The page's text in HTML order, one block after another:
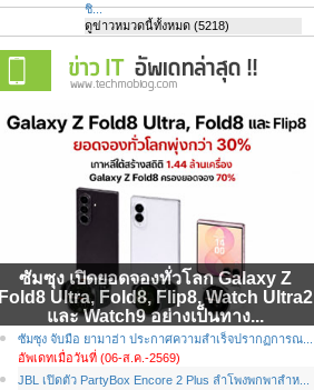
ชิ...
ดูข่าวหมวดนี้ทั้งหมด (5218)
ซัมซุง เปิดยอดจองทั่วโลก Galaxy Z
Fold8 Ultra, Fold8, Flip8, Watch Ultra2
และ Watch9 อย่างเป็นทาง...
ซัมซุง จับมือ ยามาฮ่า ประกาศความสำเร็จปรากฏการณ...
อัพเดทเมื่อวันที่ (06-ส.ค.-2569)
JBL เปิดตัว PartyBox Encore 2 Plus ลำโพงพกพาสำห...